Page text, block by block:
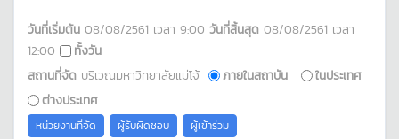
วันที่เริ่มต้น 08/08/2561 เวลา 9:00 วันที่สิ้นสุด 08/08/2561 เวลา
12:00
ทั้งวัน
สถานที่จัด บริเวณมหาวิทยาลัยแม่โจ้ ภายในสถาบัน
ในประเทศ
ต่างประเทศ
หน่วยงานที่จัด ผู้รับผิดชอบ ผู้เข้าร่วม